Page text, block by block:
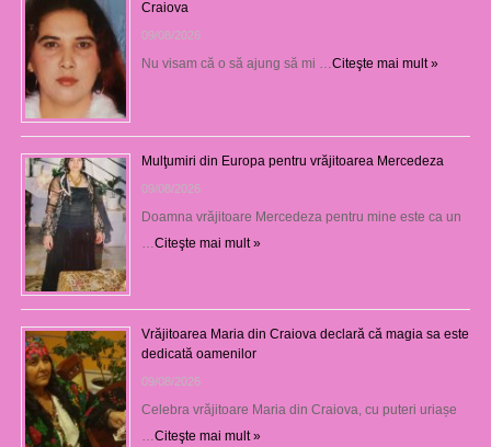
Craiova
09/08/2026
Nu visam că o să ajung să mi …Citeşte mai mult »
Mulţumiri din Europa pentru vrăjitoarea Mercedeza
09/08/2026
Doamna vrăjitoare Mercedeza pentru mine este ca un
…Citeşte mai mult »
Vrăjitoarea Maria din Craiova declară că magia sa este
dedicată oamenilor
09/08/2026
Celebra vrăjitoare Maria din Craiova, cu puteri uriașe
…Citeşte mai mult »